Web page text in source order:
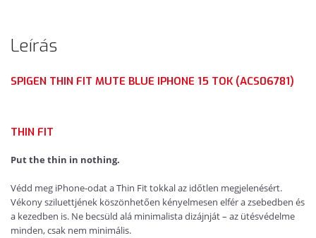
Leírás
SPIGEN THIN FIT MUTE BLUE IPHONE 15 TOK (ACS06781)
THIN FIT
Put the thin in nothing.
Védd meg iPhone-odat a Thin Fit tokkal az időtlen megjelenésért.
Vékony sziluettjének köszönhetően kényelmesen elfér a zsebedben és
a kezedben is. Ne becsüld alá minimalista dizájnját – az ütésvédelme
minden, csak nem minimális.